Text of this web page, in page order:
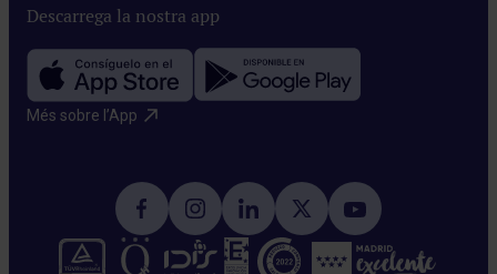
Descarrega la nostra app
Més sobre l’App​